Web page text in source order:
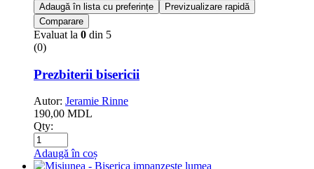
Adaugă în lista cu preferințe
Previzualizare rapidă
Comparare
Evaluat la 0 din 5
(0)
Prezbiterii bisericii
Autor: Jeramie Rinne
190,00 MDL
Qty:
Adaugă în coș